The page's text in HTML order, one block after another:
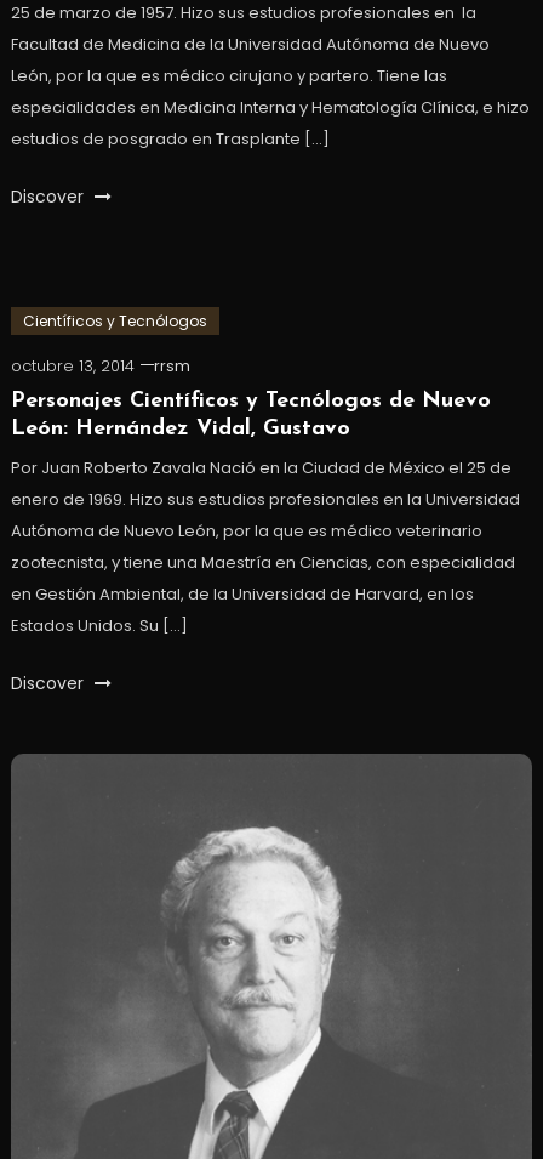
25 de marzo de 1957. Hizo sus estudios profesionales en la
Facultad de Medicina de la Universidad Autónoma de Nuevo
León, por la que es médico cirujano y partero. Tiene las
especialidades en Medicina Interna y Hematología Clínica, e hizo
estudios de posgrado en Trasplante […]
Discover
Científicos y Tecnólogos
octubre 13, 2014
rrsm
Personajes Científicos y Tecnólogos de Nuevo
León: Hernández Vidal, Gustavo
Por Juan Roberto Zavala Nació en la Ciudad de México el 25 de
enero de 1969. Hizo sus estudios profesionales en la Universidad
Autónoma de Nuevo León, por la que es médico veterinario
zootecnista, y tiene una Maestría en Ciencias, con especialidad
en Gestión Ambiental, de la Universidad de Harvard, en los
Estados Unidos. Su […]
Discover